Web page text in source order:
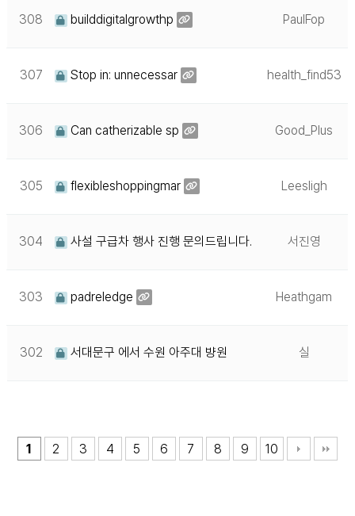
308 builddigitalgrowthp PaulFop
307 Stop in: unnecessar health_find53
306 Can catherizable sp Good_Plus
305 flexibleshoppingmar Leesligh
304 사설 구급차 행사 진행 문의드립니다. 서진영
303 padreledge Heathgam
302 서대문구 에서 수원 아주대 뱡원 실
1 2 3 4 5 6 7 8 9 10